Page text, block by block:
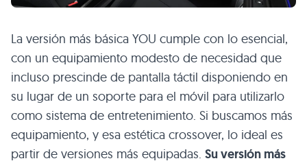
La versión más básica YOU cumple con lo esencial,
con un equipamiento modesto de necesidad que
incluso prescinde de pantalla táctil disponiendo en
su lugar de un soporte para el móvil para utilizarlo
como sistema de entretenimiento. Si buscamos más
equipamiento, y esa estética crossover, lo ideal es
partir de versiones más equipadas. Su versión más